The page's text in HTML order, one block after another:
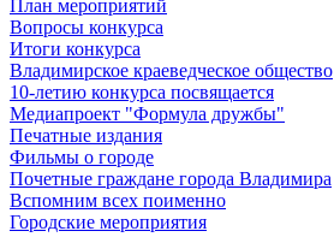
План мероприятий
Вопросы конкурса
Итоги конкурса
Владимирское краеведческое общество
10-летию конкурса посвящается
Медиапроект "Формула дружбы"
Печатные издания
Фильмы о городе
Почетные граждане города Владимира
Вспомним всех поименно
Городские мероприятия